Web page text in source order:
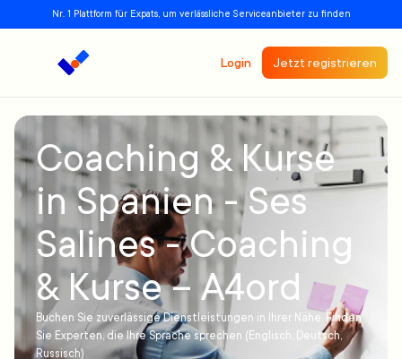
Nr. 1 Plattform für Expats, um verlässliche Serviceanbieter zu finden
Login Jetzt registrieren
Coaching & Kurse
in Spanien - Ses
Salines - Coaching
& Kurse – A4ord
Buchen Sie zuverlässige Dienstleistungen in Ihrer Nähe. Finden
Sie Experten, die Ihre Sprache sprechen (Englisch, Deutsch,
Russisch)